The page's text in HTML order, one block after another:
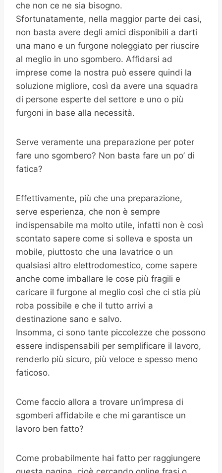
che non ce ne sia bisogno.
Sfortunatamente, nella maggior parte dei casi,
non basta avere degli amici disponibili a darti
una mano e un furgone noleggiato per riuscire
al meglio in uno sgombero. Affidarsi ad
imprese come la nostra può essere quindi la
soluzione migliore, così da avere una squadra
di persone esperte del settore e uno o più
furgoni in base alla necessità.
Serve veramente una preparazione per poter
fare uno sgombero? Non basta fare un po’ di
fatica?
Effettivamente, più che una preparazione,
serve esperienza, che non è sempre
indispensabile ma molto utile, infatti non è così
scontato sapere come si solleva e sposta un
mobile, piuttosto che una lavatrice o un
qualsiasi altro elettrodomestico, come sapere
anche come imballare le cose più fragili e
caricare il furgone al meglio così che ci stia più
roba possibile e che il tutto arrivi a
destinazione sano e salvo.
Insomma, ci sono tante piccolezze che possono
essere indispensabili per semplificare il lavoro,
renderlo più sicuro, più veloce e spesso meno
faticoso.
Come faccio allora a trovare un’impresa di
sgomberi affidabile e che mi garantisce un
lavoro ben fatto?
Come probabilmente hai fatto per raggiungere